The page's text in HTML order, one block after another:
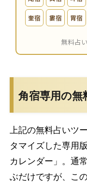
角宿専用の無
上記の無料占いツ
タマイズした専用
カレンダー」。通
ぶだけですが、こ